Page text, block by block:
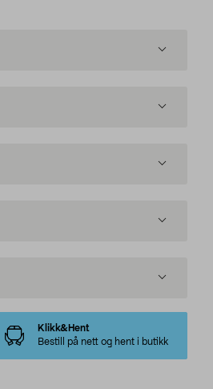
Klikk&Hent
Bestill på nett og hent i butikk